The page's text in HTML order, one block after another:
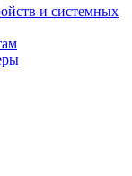
и системных